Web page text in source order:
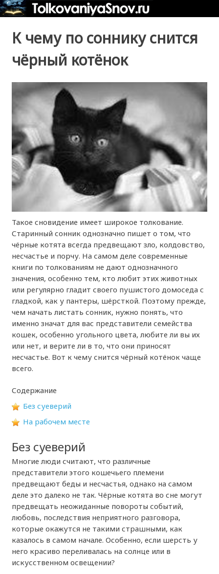
К чему по соннику снится
чёрный котёнок
Такое сновидение имеет широкое толкование.
Старинный сонник однозначно пишет о том, что
чёрные котята всегда предвещают зло, колдовство,
несчастье и порчу. На самом деле современные
книги по толкованиям не дают однозначного
значения, особенно тем, кто любит этих животных
или регулярно гладит своего пушистого домоседа с
гладкой, как у пантеры, шёрсткой. Поэтому прежде,
чем начать листать сонник, нужно понять, что
именно значат для вас представители семейства
кошек, особенно угольного цвета, любите ли вы их
или нет, и верите ли в то, что они приносят
несчастье. Вот к чему снится чёрный котёнок чаще
всего.
Содержание
Без суеверий
На рабочем месте
Без суеверий
Многие люди считают, что различные
представители этого кошечьего племени
предвещают беды и несчастья, однако на самом
деле это далеко не так. Чёрные котята во сне могут
предвещать неожиданные повороты событий,
любовь, последствия неприятного разговора,
которые окажутся не такими страшными, как
казалось в самом начале. Особенно, если шерсть у
него красиво переливалась на солнце или в
искусственном освещении?